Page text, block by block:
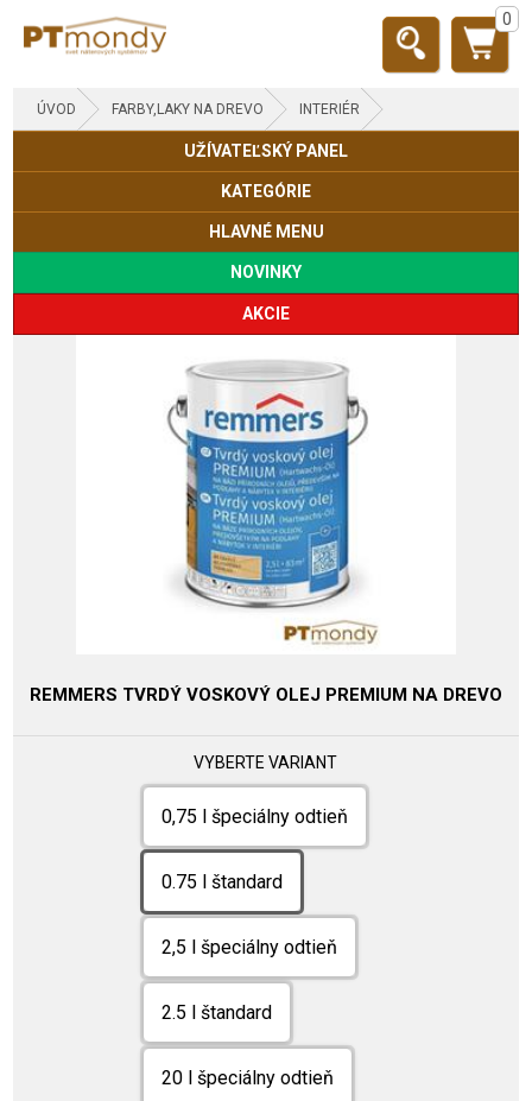
0
ÚVOD FARBY,LAKY NA DREVO INTERIÉR
UŽÍVATEĽSKÝ PANEL
KATEGÓRIE
HLAVNÉ MENU
NOVINKY
AKCIE
REMMERS TVRDÝ VOSKOVÝ OLEJ PREMIUM NA DREVO
VYBERTE VARIANT
0,75 l špeciálny odtieň
0.75 l štandard
2,5 l špeciálny odtieň
2.5 l štandard
20 l špeciálny odtieň